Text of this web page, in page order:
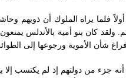
فلما يراه الملوك أن ذويهم
كان بنو أمية بالأندلس
شأن الأموية ورجوعها إلى
جزء من دولتهم إذ لم يكتسب